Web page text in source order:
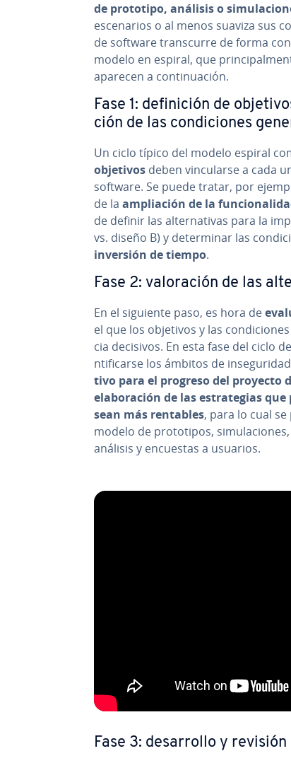
de prototipo, análisis o
es­ce­na­rios o al menos suaviza sus
de software tra­n­s­cu­rre de forma
modelo en espiral, que
aparecen a co­n­ti­nua­ción.
Fase 1: de­fi­ni­ción de
ción de las co­n­di­cio­nes
Un ciclo típico del modelo espiral
objetivos deben vi­n­cu­lar­se a cada
software. Se puede tratar, por
de la am­plia­ción de la
de definir las al­te­r­na­ti­vas para la
vs. diseño B) y de­te­r­mi­nar las
inversión de tiempo.
Fase 2: va­lo­ra­ción de las
En el siguiente paso, es hora de
el que los objetivos y las
cia decisivos. En esta fase del ciclo
n­ti­fi­car­se los ámbitos de in­se­gu­ri­dad
ti­vo para el progreso del proyecto
ela­bo­ra­ción de las es­tra­te­gias
sean más rentables, para lo cual
modelo de pro­to­ti­pos,
análisis y encuestas a usuarios.
Fase 3: de­sa­rro­llo y